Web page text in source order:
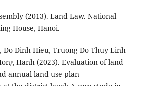
(2013). Land Law. National
House, Hanoi.
Do Dinh Hieu, Truong Do Thuy Linh
Hanh (2023). Evaluation of land
annual land use plan